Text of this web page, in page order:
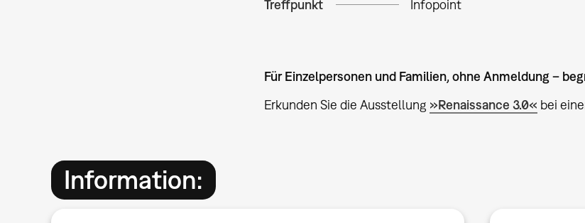
Treffpunkt Infopoint
Für Einzelpersonen und Familien, ohne Anmeldung –
Erkunden Sie die Ausstellung »Renaissance 3.0« bei
Information: